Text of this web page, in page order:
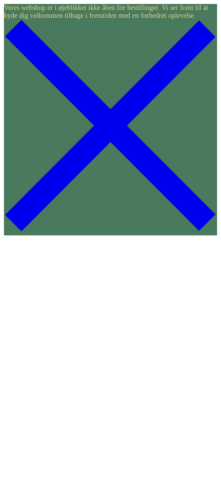
Skip
to
content
Vores webshop er i øjeblikket ikke åben for bestillinger. Vi ser frem til at
byde dig velkommen tilbage i fremtiden med en forbedret oplevelse.